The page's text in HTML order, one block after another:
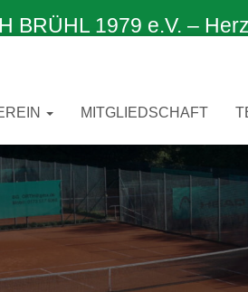
BRÜHL 1979 e.V. –
MITGLIEDSCHAFT